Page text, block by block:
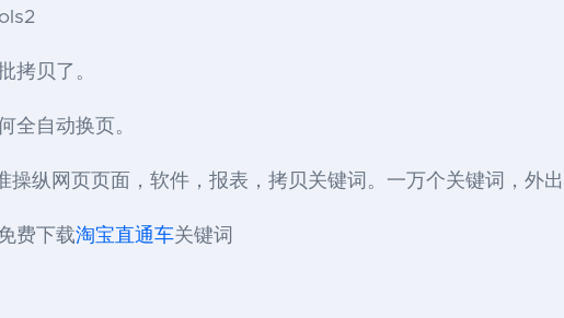
拷贝了。
全自动换页。
操纵网页页面，软件，报表，拷贝关键词。一万个关键词，外
费下载淘宝直通车关键词